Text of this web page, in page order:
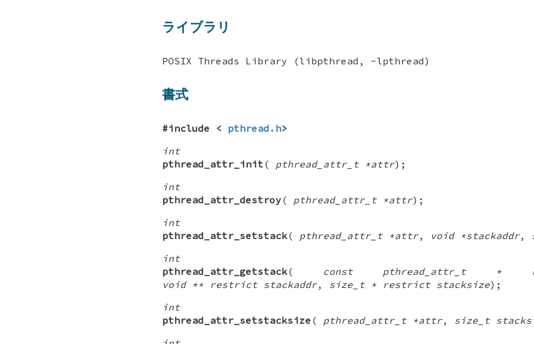
ライブラリ
POSIX Threads Library (libpthread, -lpthread)
書式
#include < pthread.h>
int
pthread_attr_init ( pthread_attr_t *attr);
int
pthread_attr_destroy( pthread_attr_t *attr);
int
pthread_attr_setstack( pthread_attr_t *attr, void *stackaddr,
int
pthread_attr_getstack( const pthread_attr_t *
void ** restrict stackaddr, size_t * restrict stacksize);
int
pthread_attr_setstacksize ( pthread_attr_t *attr, size_t